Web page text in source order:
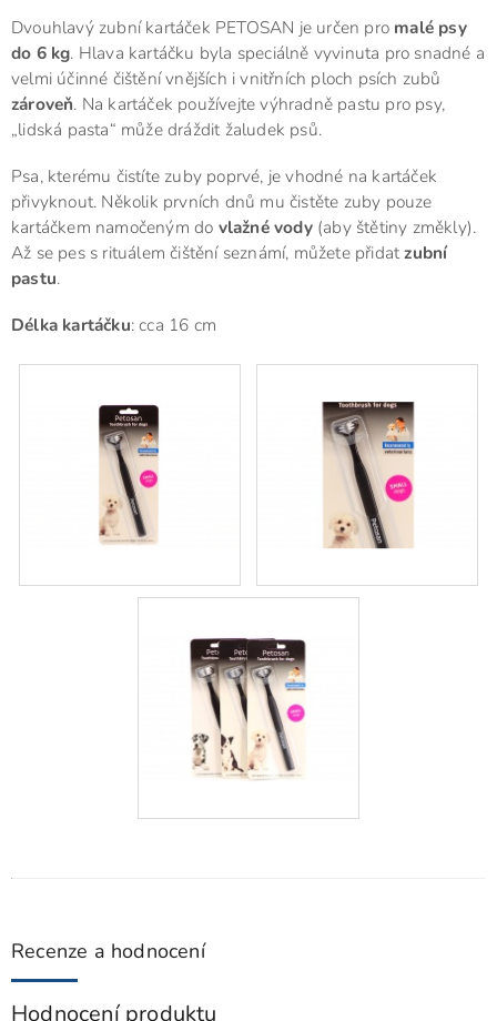
Dvouhlavý zubní kartáček PETOSAN je určen pro malé psy
do 6 kg. Hlava kartáčku byla speciálně vyvinuta pro snadné a
velmi účinné čištění vnějších i vnitřních ploch psích zubů
zároveň. Na kartáček používejte výhradně pastu pro psy,
„lidská pasta“ může dráždit žaludek psů.
Psa, kterému čistíte zuby poprvé, je vhodné na kartáček
přivyknout. Několik prvních dnů mu čistěte zuby pouze
kartáčkem namočeným do vlažné vody(aby štětiny změkly).
Až se pes s rituálem čištění seznámí, můžete přidatzubní
pastu.
Délka kartáčku: cca 16 cm
Recenze a hodnocení
Hodnocení produktu